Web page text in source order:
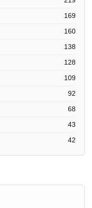
169
160
138
128
109
92
68
43
42